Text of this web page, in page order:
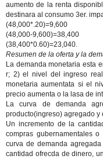
aumento de la renta
destinara al consumo 3er.
(48,000*.20)=9,600
(48,000-9,600)=38,400
(38,400*0.60)=23,040.
Resumen de la oferta y la
La demanda monetaria esta
r; 2) el nivel del ingreso
monetaria aumentata si el
precio aumenta o la lasa de
La curva de demanda
producto(ingreso) agregado y
Un incremento de la
compras gubernamentales
curva de demanda
cantidad ofrecda de dinero,